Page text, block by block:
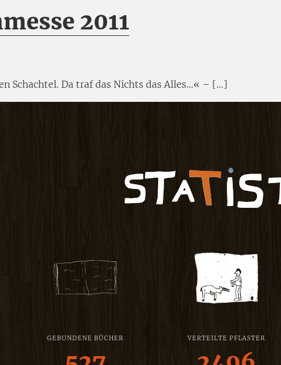
2011
Schachtel. Da traf das Nichts das Alles…« – […]
GEBUNDENE BÜCHER VERTEILTE PFLASTER